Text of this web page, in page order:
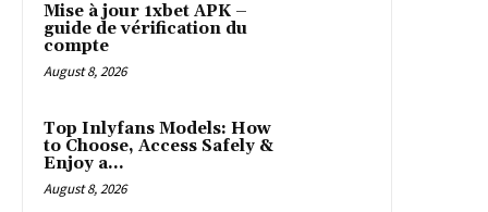
Mise à jour 1xbet APK –
guide de vérification du
compte
August 8, 2026
Top Inlyfans Models: How
to Choose, Access Safely &
Enjoy a...
August 8, 2026